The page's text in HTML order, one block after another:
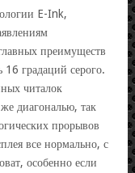
E-Ink,
преимуществ
16 градаций серого.
читалок
диагональю, так
прорывов
все нормально, с
особенно если